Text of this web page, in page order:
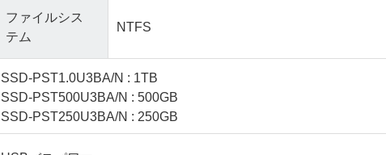
ファイルシス
テム
NTFS
SSD-PST1.0U3BA/N : 1TB
SSD-PST500U3BA/N : 500GB
SSD-PST250U3BA/N : 250GB